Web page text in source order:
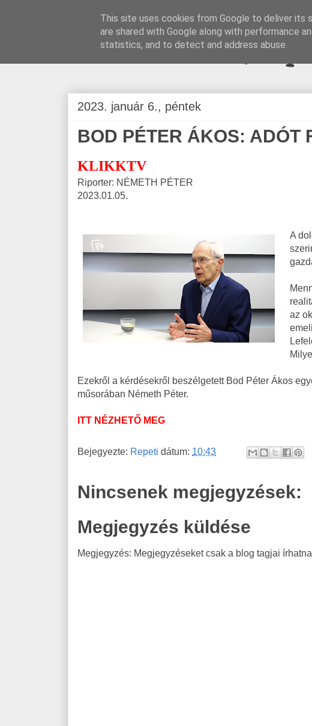
BLOGÁSZAT, napi
2023. január 6., péntek
BOD PÉTER ÁKOS: ADÓT
KLIKKTV
Riporter: NÉMETH PÉTER
2023.01.05.
A
az
Ezekről a kérdésekről beszélgetett Bod Péter Ákos
műsorában Németh Péter.
ITT NÉZHETŐ MEG
Bejegyezte: Repeti dátum: 10:43
Nincsenek megjegyzések:
Megjegyzés küldése
Megjegyzés: Megjegyzéseket csak a blog tagjai
This site uses cookies from Google to deliver its
are shared with Google along with performance
statistics, and to detect and address abuse.